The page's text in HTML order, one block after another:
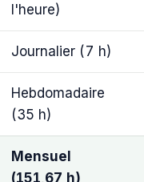
l'heure)
Journalier (7 h)
Hebdomadaire
(35 h)
Mensuel
(151,67 h)